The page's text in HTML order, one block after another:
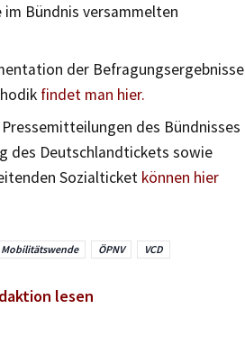
Bündnis versammelten
der Befragungsergebnisse
findet man hier.
des Bündnisses
des Deutschlandtickets sowie
Sozialticket können hier
Mobilitätswende ÖPNV VCD
lesen